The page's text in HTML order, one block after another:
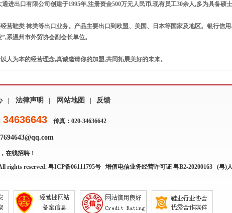
进出口有限公司创建于1995年,注册资金500万元人民币,现有员工30余人,多为具备硕
营鞋类 袜类等出口业务。产品主要出口到欧盟、美国、日本等国家及地区。银行信
”,系温州市外贸协会副会长单位。
人为本的经营理念,真诚邀请你的加盟,共同拓展美好的未来。
法律声明 网站地图 反馈
34636643 传真：020-34636642
在线招聘！
rights reserved. 粤ICP备06111795号 增值电信业务经营许可证 粤B2-20200163
(粤)